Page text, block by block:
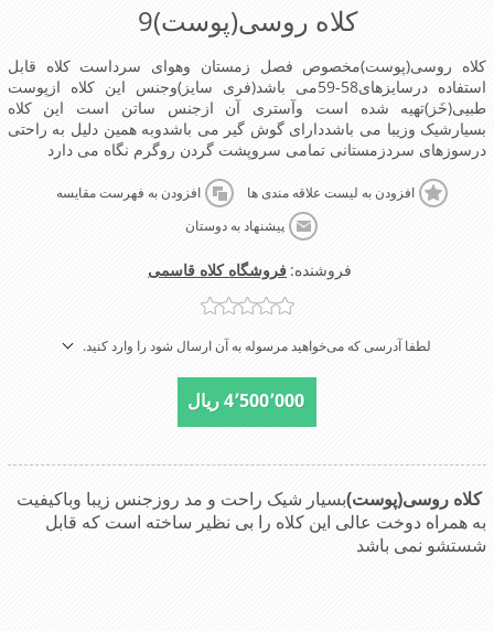
کلاه روسی(پوست)9
کلاه روسی(پوست)مخصوص فصل زمستان وهوای سرداست کلاه قابل
استفاده درسایزهای58-59می باشد(فری سایز)وجنس این کلاه ازپوست
طبیی(خَز)تهیه شده است وآستری آن ازجنس ساتن است این کلاه
بسیارشیک وزیبا می باشددارای گوش گیر می باشدوبه همین دلیل به راحتی
درسوزهای سردزمستانی تمامی سروپشت گردن روگرم نگاه می دارد
افزودن به لیست علاقه مندی ها افزودن به فهرست مقایسه
پیشنهاد به دوستان
فروشنده: فروشگاه کلاه قاسمی
لطفا آدرسی که می‌خواهید مرسوله به آن ارسال شود را وارد کنید.
4٬500٬000 ریال
کلاه روسی(پوست)بسیار شیک راحت و مد روزجنس زیبا وباکیفیت
به همراه دوخت عالی این کلاه را بی نظیر ساخته است که قابل
شستشو نمی باشد